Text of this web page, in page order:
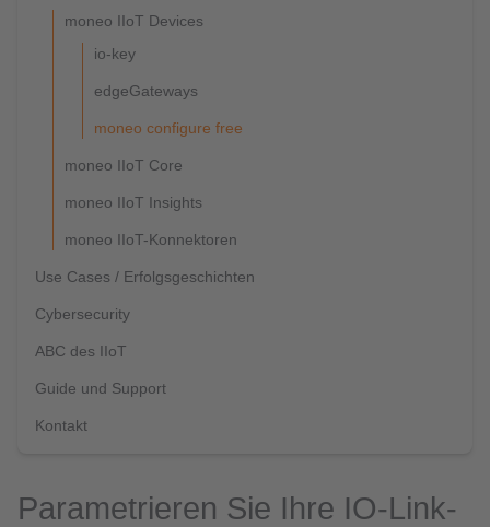
moneo IIoT Devices
io-key
edgeGateways
moneo configure free
moneo IIoT Core
moneo IIoT Insights
moneo IIoT-Konnektoren
Use Cases / Erfolgsgeschichten
Cybersecurity
ABC des IIoT
Guide und Support
Kontakt
Parametrieren Sie Ihre IO-Link-